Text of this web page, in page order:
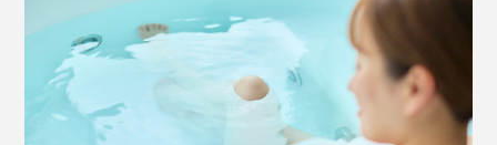
街の中心部に、炭酸泉が湧いている、ドイツのバートナウハイム
小星さんは、バートナウハイムの自然炭酸泉に浸かる
と、驚くほど体が温まって、肌もツルツルになることに